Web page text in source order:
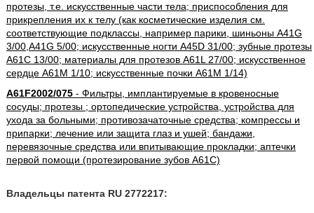
протезы, т.е. искусственные части тела; приспособления для
прикрепления их к телу (как косметические изделия см.
соответствующие подклассы, например парики, шиньоны A41G
3/00,A41G 5/00; искусственные ногти A45D 31/00; зубные протезы
A61C 13/00; материалы для протезов A61L 27/00; искусственное
сердце A61M 1/10; искусственные почки A61M 1/14)
A61F2002/075- Фильтры, имплантируемые в кровеносные
сосуды; протезы ; ортопедические устройства, устройства для
ухода за больными; противозачаточные средства; компрессы и
припарки; лечение или защита глаз и ушей; бандажи,
перевязочные средства или впитывающие прокладки; аптечки
первой помощи (протезирование зубов A61C)
Владельцы патента RU 2772217: